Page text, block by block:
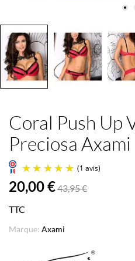
Coral Push Up
Preciosa Axami
20,00 €43,95 €
TTC
Marque: Axami